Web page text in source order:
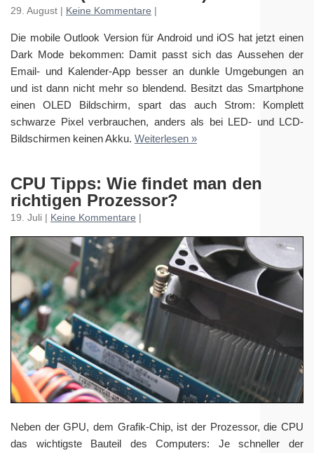
29. August | Keine Kommentare
Die mobile Outlook Version für Android und iOS hat jetzt einen
Dark Mode bekommen: Damit passt sich das Aussehen der
Email- und Kalender-App besser an dunkle Umgebungen an
und ist dann nicht mehr so blendend. Besitzt das Smartphone
einen OLED Bildschirm, spart das auch Strom: Komplett
schwarze Pixel verbrauchen, anders als bei LED- und LCD-
Bildschirmen keinen Akku. Weiterlesen »
CPU Tipps: Wie findet man den
richtigen Prozessor?
19. Juli | Keine Kommentare
Neben der GPU, dem Grafik-Chip, ist der Prozessor, die CPU
das wichtigste Bauteil des Computers: Je schneller der